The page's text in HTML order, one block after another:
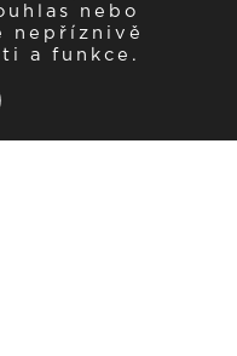
nebo
nepříznivě
a funkce.
cookie lištu GDPR